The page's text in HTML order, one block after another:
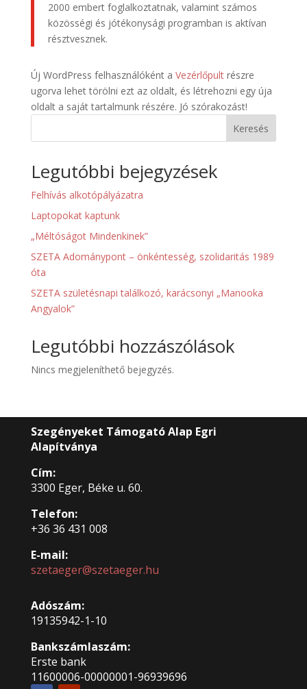
2000 embert foglalkoztatnak, valamint számos
közösségi és jótékonysági programban is aktívan
résztvesznek.
Új WordPress felhasználóként a Vezérlőpultrészre
ugorva lehet törölni ezt az oldalt, és létrehozni egy úja
oldalt a saját tartalmunk részére. Jó szórakozást!
Keresés
Legutóbbi bejegyzések
Felhívás alkotópályázatra
Laptopokat kaptunk
„Méltóságot Mindenkinek”
SZETA Adománypont – önkéntesség, szolidaritás 1989
óta
SZETA születésnapi találkozó, karácsonyi „Manooka
Angyalok”
Legutóbbi hozzászólások
Nincs megjeleníthető bejegyzés.
Szegényeket Támogató Alap Egri
Alapítványa
Cím:
3300 Eger, Béke u. 60.
Telefon:
+36 36 431 008
E-mail:
szetaeger@szetaeger.hu
Adószám:
19135942-1-10
Bankszámlaszám:
Erste bank
11600006-00000001-96939696